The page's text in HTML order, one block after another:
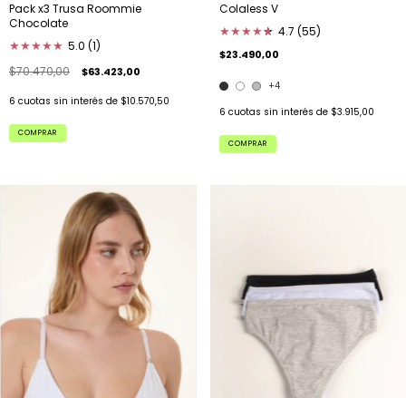
Pack x3 Trusa Roommie
Chocolate
★★★★★ 5.0 (1)
$70.470,00
$63.423,00
6 cuotas sin interés de $10.570,50
COMPRAR
Colaless V
★★★★★
★ 4.7 (55)
$23.490,00
+4
6 cuotas sin interés de $3.915,00
COMPRAR